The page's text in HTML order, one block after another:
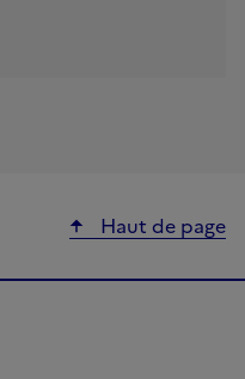
Haut de page